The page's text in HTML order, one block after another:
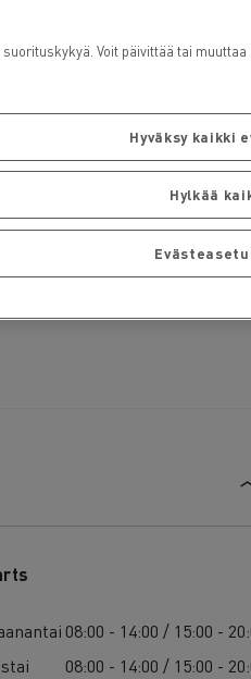
08:00 - 14:00 / 15:00 -
08:00 - 14:00 / 15:00 -
Voit päivittää tai
Hyväksy kaikki
Hylkää